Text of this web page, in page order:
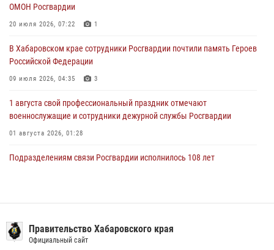
За прошедшую неделю в Хабаровском крае росгвардейцы провели
свыше 120 проверок условий хранения оружия
ОМОН Росгвардии
20 июля 2026, 07:22 1
В Хабаровском крае сотрудники Росгвардии почтили память Героев
Российской Федерации
09 июля 2026, 04:35 3
1 августа свой профессиональный праздник отмечают
военнослужащие и сотрудники дежурной службы Росгвардии
01 августа 2026, 01:28
Подразделениям связи Росгвардии исполнилось 108 лет
13 июля 2026, 00:31
Правительство Хабаровского края
Официальный сайт